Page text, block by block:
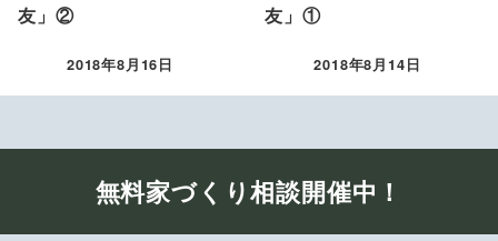
友」②
投稿日
2018年8月16日
友」①
投稿日
2018年8月14日
無料家づくり相談開催中！